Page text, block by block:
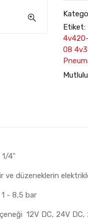
Etiket:
08
1/4"
ve düzeneklerin
1 - 8,5 bar
12V DC, 24V DC,